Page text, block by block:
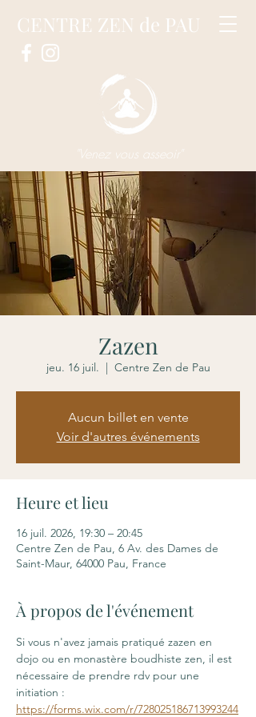
CENTRE ZEN de PAU
"Venez vous asseoir"
Zazen
jeu. 16 juil.
  |
Centre Zen de Pau
Aucun billet en vente
Voir d'autres événements
Heure et lieu
16 juil. 2026, 19:30 – 20:45
Centre Zen de Pau, 6 Av. des Dames de
Saint-Maur, 64000 Pau, France
À propos de l'événement
Si vous n'avez jamais pratiqué zazen en
dojo ou en monastère boudhiste zen, il est
nécessaire de prendre rdv pour une
initiation :
https://forms.wix.com/r/728025186713993244